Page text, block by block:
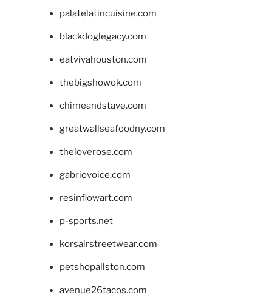
palatelatincuisine.com
blackdoglegacy.com
eatvivahouston.com
thebigshowok.com
chimeandstave.com
greatwallseafoodny.com
theloverose.com
gabriovoice.com
resinflowart.com
p-sports.net
korsairstreetwear.com
petshopallston.com
avenue26tacos.com